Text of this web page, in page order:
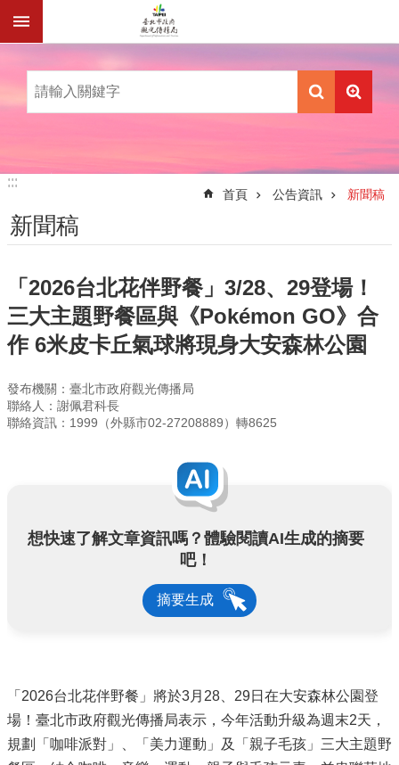
跳到主要內容區塊
:::
:::
首頁 公告資訊 新聞稿
新聞稿
「2026台北花伴野餐」3/28、29登場！
三大主題野餐區與《Pokémon GO》合
作 6米皮卡丘氣球將現身大安森林公園
發布機關：臺北市政府觀光傳播局
聯絡人：謝佩君科長
聯絡資訊：1999（外縣市02-27208889）轉8625
想快速了解文章資訊嗎？體驗閱讀AI生成的摘要
吧！
摘要生成
「2026台北花伴野餐」將於3月28、29日在大安森林公園登
場！臺北市政府觀光傳播局表示，今年活動升級為週末2天，
規劃「咖啡派對」、「美力運動」及「親子毛孩」三大主題野